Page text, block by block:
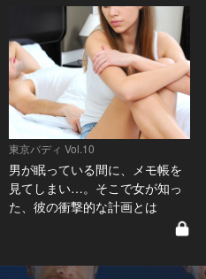
東京バディ Vol.10
男が眠っている間に、メモ帳を
見てしまい…。そこで女が知っ
た、彼の衝撃的な計画とは